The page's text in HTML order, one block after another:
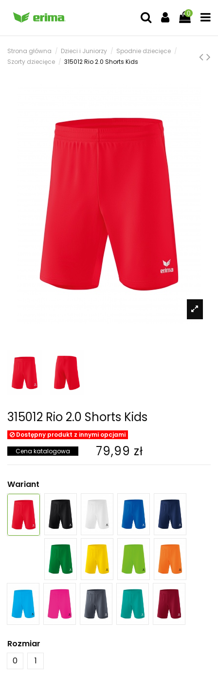
0
Strona główna Dzieci i Juniorzy
Spodnie dziecięce
Szorty dziecięce
315012 Rio 2.0 Shorts Kids
315012 Rio 2.0 Shorts Kids
Dostępny produkt z innymi opcjami
Cena katalogowa 79,99 zł
Wariant
Rozmiar
0
1